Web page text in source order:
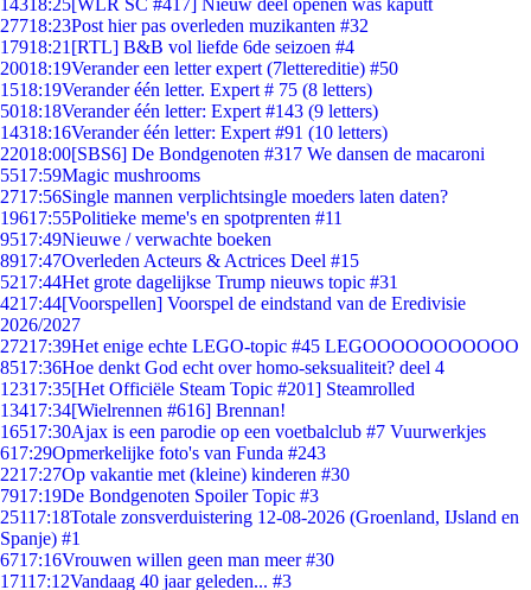
14318:25[WLR SC #417] Nieuw deel openen was kaputt
27718:23Post hier pas overleden muzikanten #32
17918:21 [RTL] B&B vol liefde 6de seizoen #4
20018:19Verander een letter expert (7lettereditie) #50
1518:19Verander één letter. Expert # 75 (8 letters)
5018:18Verander één letter: Expert #143 (9 letters)
14318:16Verander één letter: Expert #91 (10 letters)
22018:00[SBS6] De Bondgenoten #317 We dansen de macaroni
5517:59Magic mushrooms
2717:56Single mannen verplichtsingle moeders laten daten?
19617:55Politieke meme's en spotprenten #11
9517:49Nieuwe / verwachte boeken
8917:47Overleden Acteurs & Actrices Deel #15
5217:44Het grote dagelijkse Trump nieuws topic #31
4217:44[Voorspellen] Voorspel de eindstand van de Eredivisie
2026/2027
27217:39Het enige echte LEGO-topic #45 LEGOOOOOOOOOOO
8517:36Hoe denkt God echt over homo-seksualiteit? deel 4
12317:35[Het Officiële Steam Topic #201] Steamrolled
13417:34[Wielrennen #616] Brennan!
16517:30Ajax is een parodie op een voetbalclub #7 Vuurwerkjes
617:29Opmerkelijke foto's van Funda #243
2217:27Op vakantie met (kleine) kinderen #30
7917:19De Bondgenoten Spoiler Topic #3
25117:18Totale zonsverduistering 12-08-2026 (Groenland, IJsland en
Spanje) #1
6717:16Vrouwen willen geen man meer #30
17117:12Vandaag 40 jaar geleden... #3